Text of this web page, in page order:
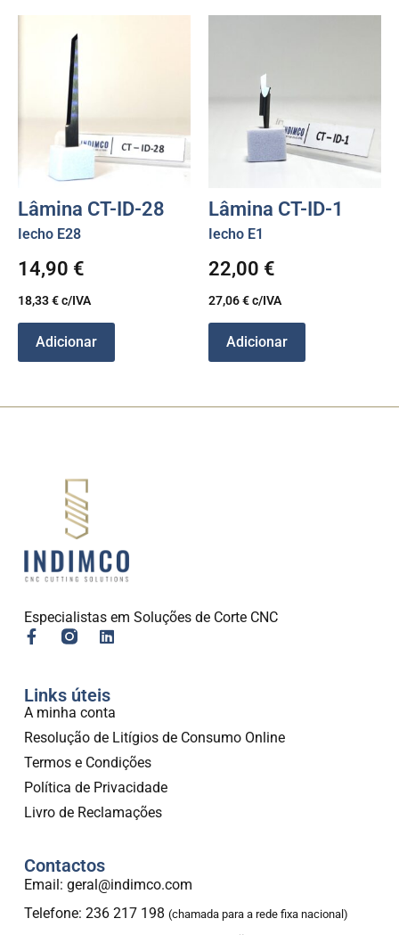
Lâmina CT-ID-28
Iecho E28
14,90 €
18,33€c/IVA
Adicionar
Lâmina CT-ID-1
Iecho E1
22,00 €
27,06€c/IVA
Adicionar
Especialistas em Soluções de Corte CNC
Links úteis
A minha conta
Resolução de Litígios de Consumo Online
Termos e Condições
Política de Privacidade
Livro de Reclamações
Contactos
Email: geral@indimco.com
Telefone: 236 217 198 (chamada para a rede fixa nacional)